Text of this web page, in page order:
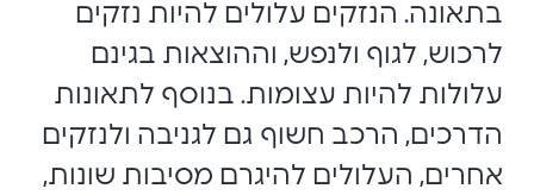
בתאונה. הנזקים עלולים להיות נזקים
לרכוש, לגוף ולנפש, וההוצאות בגינם
עלולות להיות עצומות. בנוסף לתאונות
הדרכים, הרכב חשוף גם לגניבה ולנזקים
אחרים, העלולים להיגרם מסיבות שונות,